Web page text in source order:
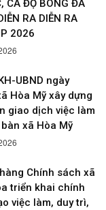
CÁ ĐỘ BÓNG ĐÁ
RA DIỄN RA
2026
UBND ngày
Hòa Mỹ xây dựng
giao dịch việc làm
xã Hòa Mỹ
Chính sách xã
triển khai chính
việc làm, duy trì,